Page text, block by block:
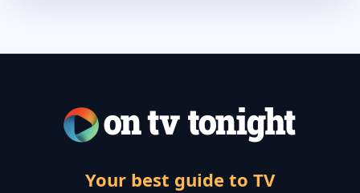
Your best guide to TV